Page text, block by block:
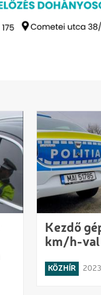
Kezdő
km/h-val
KÖZHÍR